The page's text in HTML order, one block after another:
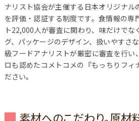
ナリスト協会が主催する日本オリジナル
を評価・認証する制度です。食情報の専
ト22,000人が審査に関わり、味だけで
グ、パッケージのデザイン、扱いやすさ
級フードアナリストが厳密に審査を行い
ロも認めたコメトコメの『もっちりフィ
ださい。
素材へのこだわり。原材